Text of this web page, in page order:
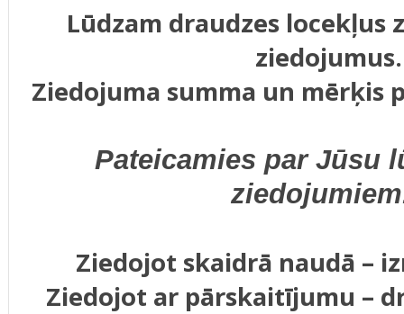
Lūdzam draudzes locekļus
ziedojumus.
Ziedojuma summa un mērķis
Pateicamies par Jūsu
Ziedojot skaidrā naudā –
Ziedojot ar pārskaitījumu –